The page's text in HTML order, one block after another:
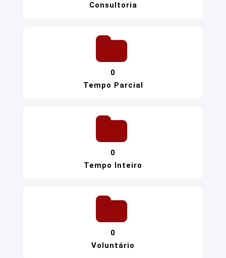
Consultoria
0
Tempo Parcial
0
Tempo Inteiro
0
Voluntário